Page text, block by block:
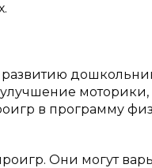
в программу
Они могут